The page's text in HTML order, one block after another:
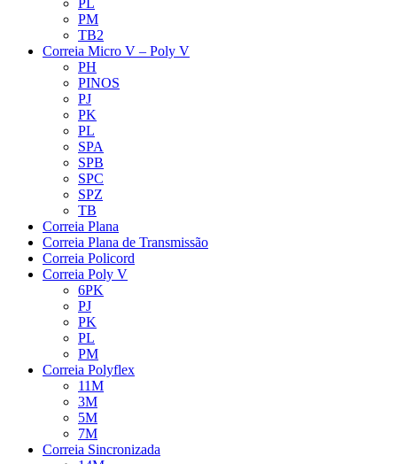
PL
PM
TB2
Correia Micro V – Poly V
PH
PINOS
PJ
PK
PL
SPA
SPB
SPC
SPZ
TB
Correia Plana
Correia Plana de Transmissão
Correia Policord
Correia Poly V
6PK
PJ
PK
PL
PM
Correia Polyflex
11M
3M
5M
7M
Correia Sincronizada